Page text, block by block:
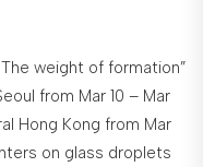
weight of formation”
from Mar 10 – Mar
Hong Kong from Mar
on glass droplets